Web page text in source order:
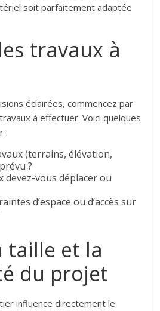
soit parfaitement adaptée
travaux à
éclairées, commencez par
à effectuer. Voici quelques
:
(terrains, élévation,
?
devez-vous déplacer ou
d’espace ou d’accès sur
taille et la
du projet
influence directement le